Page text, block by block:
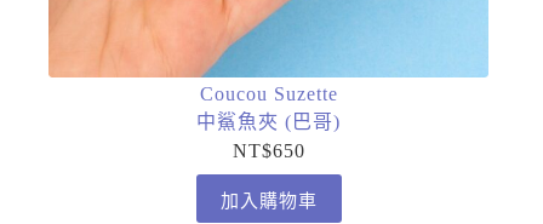
Coucou Suzette
中鯊魚夾 (巴哥)
NT$650
加入購物車